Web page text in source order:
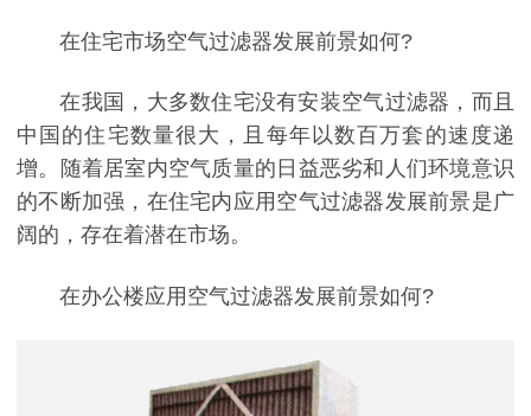
在住宅市场空气过滤器发展前景如何?
在我国，大多数住宅没有安装空气过滤器，而且
中国的住宅数量很大，且每年以数百万套的速度递
增。随着居室内空气质量的日益恶劣和人们环境意识
的不断加强，在住宅内应用空气过滤器发展前景是广
阔的，存在着潜在市场。
在办公楼应用空气过滤器发展前景如何?